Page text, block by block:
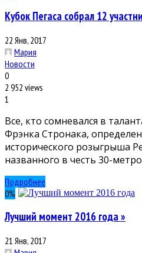
Кубок Пегаса собрал 12
22 Янв, 2017
Мария
Новости
0
2 952 views
1
Все, кто сомневался в
Фрэнка Стронака,
исторического розыгрыша
названного в честь 30-
Подробнее
0%
Лучший момент 2016 года »
21 Янв, 2017